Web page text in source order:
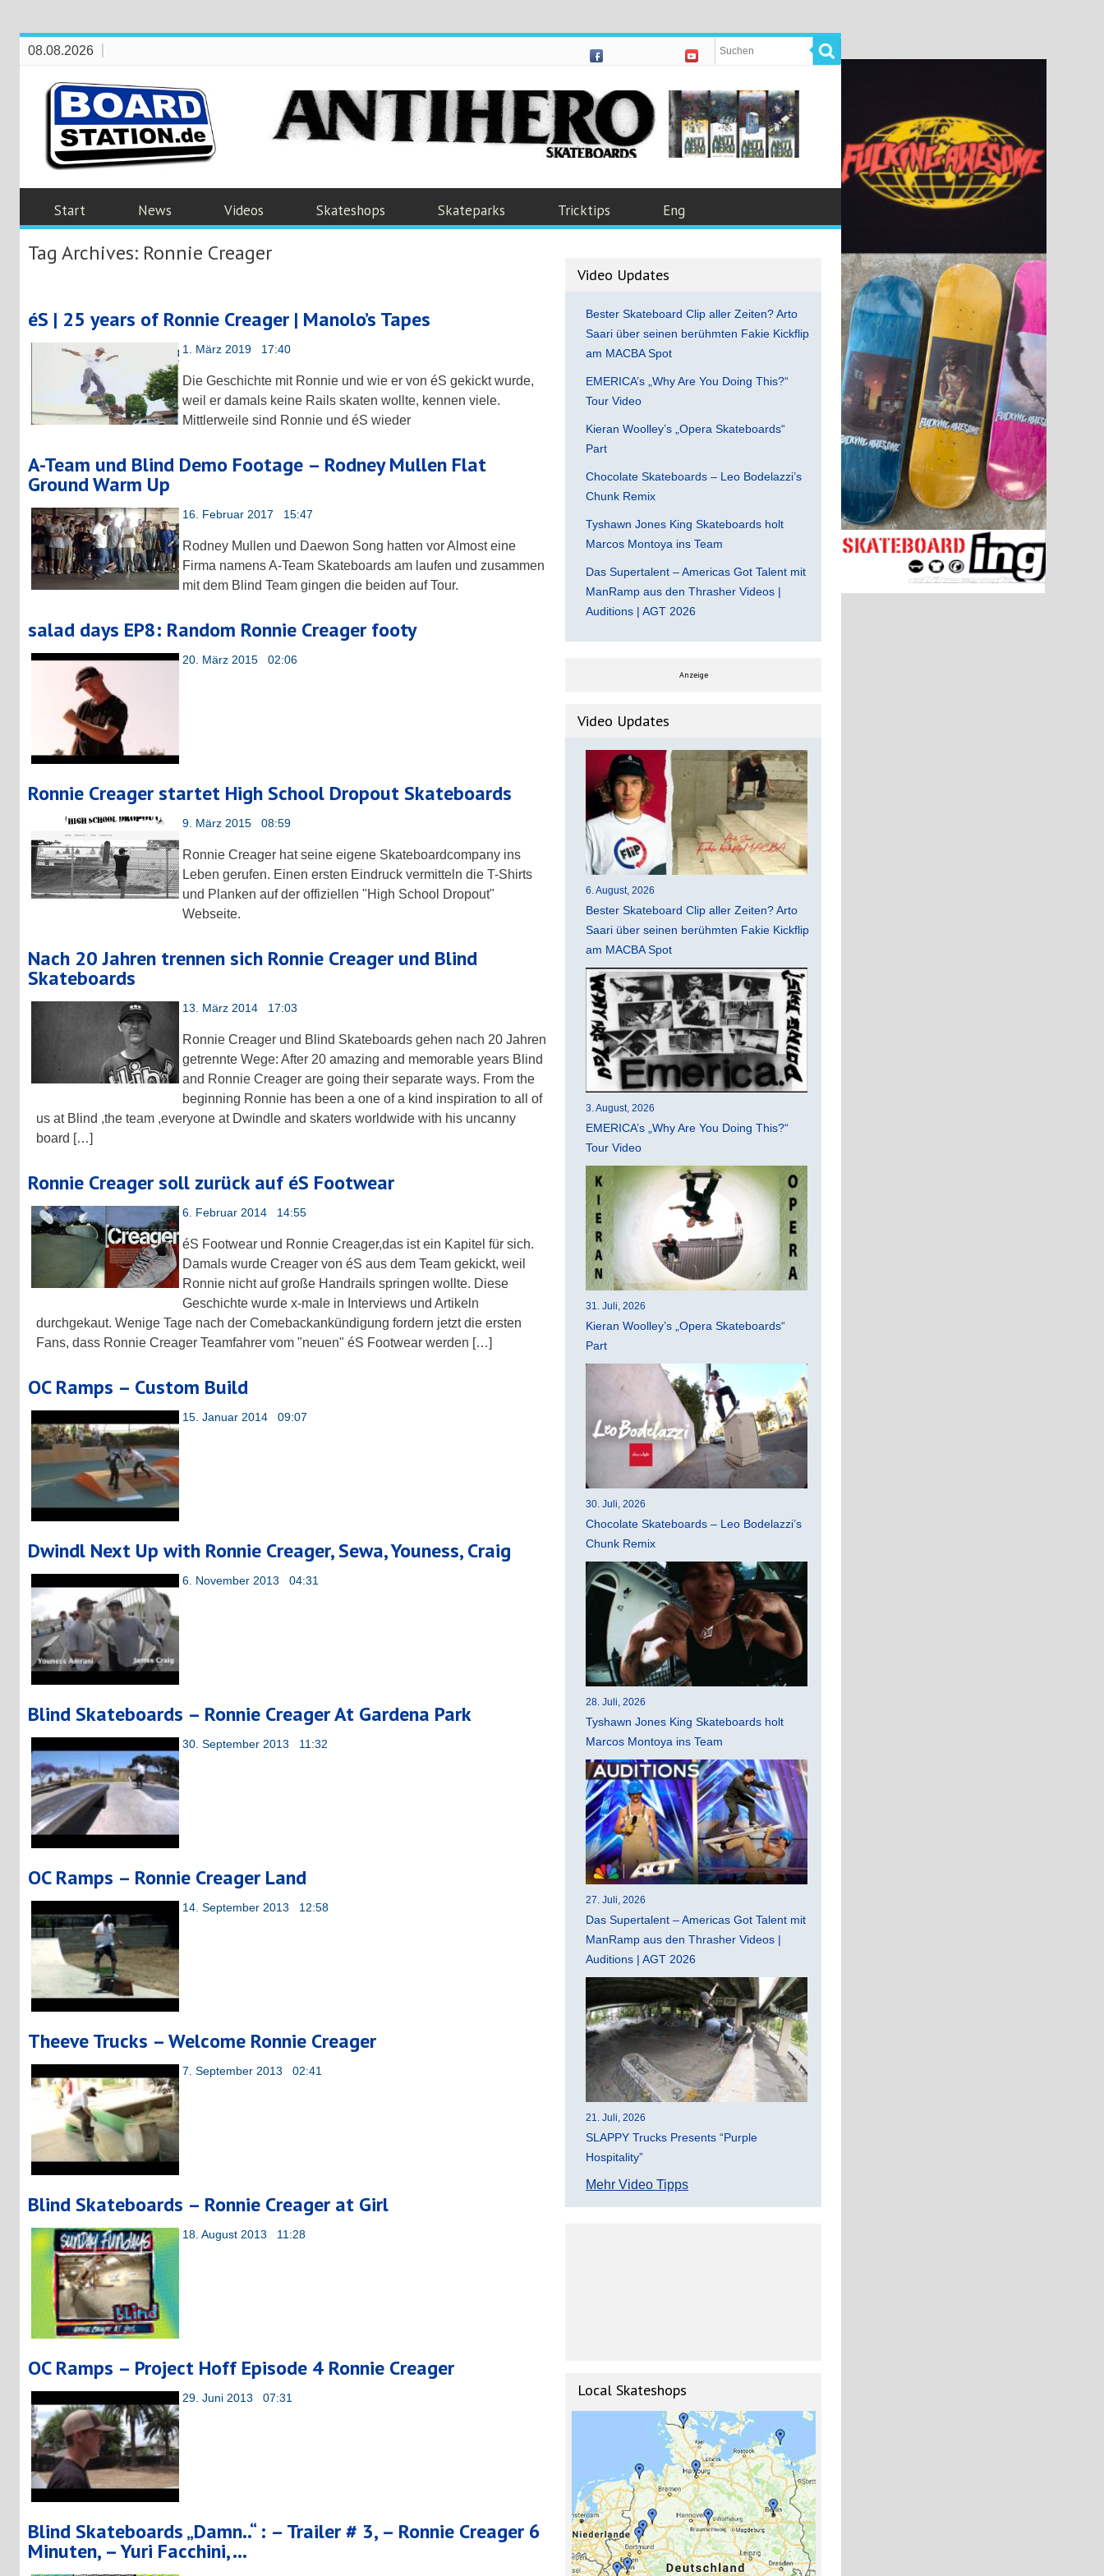
08.08.2026
Start News Videos Skateshops Skateparks Tricktips Eng
Tag Archives: Ronnie Creager
éS | 25 years of Ronnie Creager | Manolo’s Tapes
1. März 2019 17:40
Die Geschichte mit Ronnie und wie er von éS gekickt wurde,
weil er damals keine Rails skaten wollte, kennen viele.
Mittlerweile sind Ronnie und éS wieder
A-Team und Blind Demo Footage – Rodney Mullen Flat
Ground Warm Up
16. Februar 2017 15:47
Rodney Mullen und Daewon Song hatten vor Almost eine
Firma namens A-Team Skateboards am laufen und zusammen
mit dem Blind Team gingen die beiden auf Tour.
salad days EP8: Random Ronnie Creager footy
20. März 2015 02:06
Ronnie Creager startet High School Dropout Skateboards
9. März 2015 08:59
Ronnie Creager hat seine eigene Skateboardcompany ins
Leben gerufen. Einen ersten Eindruck vermitteln die T-Shirts
und Planken auf der offiziellen "High School Dropout"
Webseite.
Nach 20 Jahren trennen sich Ronnie Creager und Blind
Skateboards
13. März 2014 17:03
Ronnie Creager und Blind Skateboards gehen nach 20 Jahren
getrennte Wege: After 20 amazing and memorable years Blind
and Ronnie Creager are going their separate ways. From the
beginning Ronnie has been a one of a kind inspiration to all of
us at Blind ,the team ,everyone at Dwindle and skaters worldwide with his uncanny
board […]
Ronnie Creager soll zurück auf éS Footwear
6. Februar 2014 14:55
éS Footwear und Ronnie Creager,das ist ein Kapitel für sich.
Damals wurde Creager von éS aus dem Team gekickt, weil
Ronnie nicht auf große Handrails springen wollte. Diese
Geschichte wurde x-male in Interviews und Artikeln
durchgekaut. Wenige Tage nach der Comebackankündigung fordern jetzt die ersten
Fans, dass Ronnie Creager Teamfahrer vom "neuen" éS Footwear werden […]
OC Ramps – Custom Build
15. Januar 2014 09:07
Dwindl Next Up with Ronnie Creager, Sewa, Youness, Craig
6. November 2013 04:31
Blind Skateboards – Ronnie Creager At Gardena Park
30. September 2013 11:32
OC Ramps – Ronnie Creager Land
14. September 2013 12:58
Theeve Trucks – Welcome Ronnie Creager
7. September 2013 02:41
Blind Skateboards – Ronnie Creager at Girl
18. August 2013 11:28
OC Ramps – Project Hoff Episode 4 Ronnie Creager
29. Juni 2013 07:31
Blind Skateboards „Damn..“ : – Trailer # 3, – Ronnie Creager 6
Minuten, – Yuri Facchini, …
Video Updates
Bester Skateboard Clip aller Zeiten? Arto
Saari über seinen berühmten Fakie Kickflip
am MACBA Spot
EMERICA’s „Why Are You Doing This?“
Tour Video
Kieran Woolley’s „Opera Skateboards“
Part
Chocolate Skateboards – Leo Bodelazzi’s
Chunk Remix
Tyshawn Jones King Skateboards holt
Marcos Montoya ins Team
Das Supertalent – Americas Got Talent mit
ManRamp aus den Thrasher Videos |
Auditions | AGT 2026
Anzeige
Video Updates
6. August, 2026
Bester Skateboard Clip aller Zeiten? Arto
Saari über seinen berühmten Fakie Kickflip
am MACBA Spot
3. August, 2026
EMERICA’s „Why Are You Doing This?“
Tour Video
31. Juli, 2026
Kieran Woolley’s „Opera Skateboards“
Part
30. Juli, 2026
Chocolate Skateboards – Leo Bodelazzi’s
Chunk Remix
28. Juli, 2026
Tyshawn Jones King Skateboards holt
Marcos Montoya ins Team
27. Juli, 2026
Das Supertalent – Americas Got Talent mit
ManRamp aus den Thrasher Videos |
Auditions | AGT 2026
21. Juli, 2026
SLAPPY Trucks Presents “Purple
Hospitality”
Mehr Video Tipps
Local Skateshops